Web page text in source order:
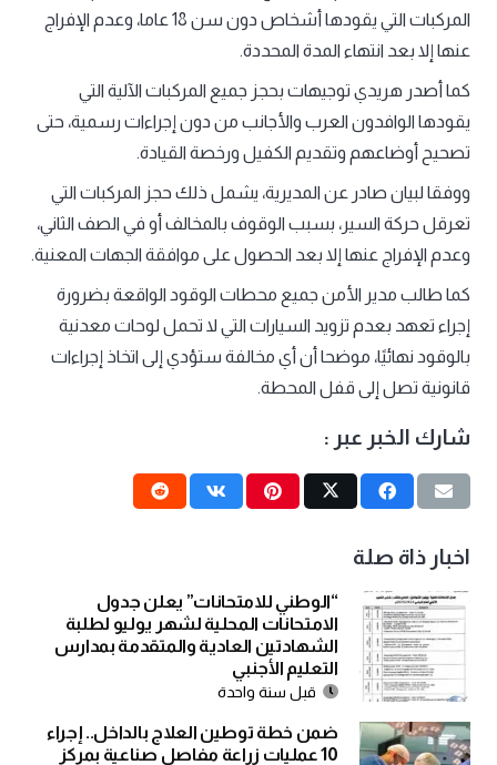
المركبات التي يقودها أشخاص دون سن 18 عاما، وعدم الإفراج
عنها إلا بعد انتهاء المدة المحددة.
كما أصدر هريدي توجيهات بحجز جميع المركبات الآلية التي
يقودها الوافدون العرب والأجانب من دون إجراءات رسمية، حتى
تصحيح أوضاعهم وتقديم الكفيل ورخصة القيادة.
ووفقا لبيان صادر عن المديرية، يشمل ذلك حجز المركبات التي
تعرقل حركة السير، بسبب الوقوف بالمخالف أو في الصف الثاني،
وعدم الإفراج عنها إلا بعد الحصول على موافقة الجهات المعنية.
كما طالب مدير الأمن جميع محطات الوقود الواقعة بضرورة
إجراء تعهد بعدم تزويد السيارات التي لا تحمل لوحات معدنية
بالوقود نهائيًا، موضحا أن أي مخالفة ستؤدي إلى اتخاذ إجراءات
قانونية تصل إلى قفل المحطة.
شارك الخبر عبر :
اخبار ذاة صلة
“الوطني للامتحانات” يعلن جدول
الامتحانات المحلية لشهر يوليو لطلبة
الشهادتين العادية والمتقدمة بمدارس
التعليم الأجنبي
قبل سنة واحدة
ضمن خطة توطين العلاج بالداخل.. إجراء
10 عمليات زراعة مفاصل صناعية بمركز